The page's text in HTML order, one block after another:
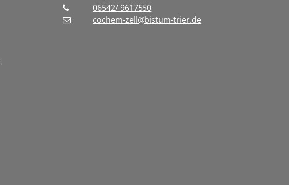
06542/ 9617550
cochem-zell@bistum-trier.de